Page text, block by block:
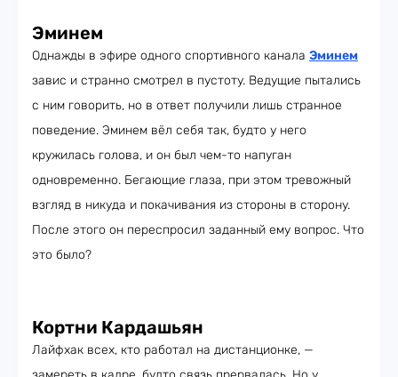
Эминем
Однажды в эфире одного спортивного канала Эминем
завис и странно смотрел в пустоту. Ведущие пытались
с ним говорить, но в ответ получили лишь странное
поведение. Эминем вёл себя так, будто у него
кружилась голова, и он был чем-то напуган
одновременно. Бегающие глаза, при этом тревожный
взгляд в никуда и покачивания из стороны в сторону.
После этого он переспросил заданный ему вопрос. Что
это было?
Кортни Кардашьян
Лайфхак всех, кто работал на дистанционке, —